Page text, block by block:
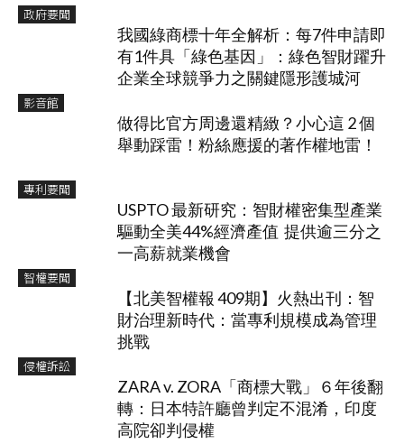
政府要聞
我國綠商標十年全解析：每7件申請即
有1件具「綠色基因」：綠色智財躍升
企業全球競爭力之關鍵隱形護城河
影音館
做得比官方周邊還精緻？小心這 2 個
舉動踩雷！粉絲應援的著作權地雷！
專利要聞
USPTO 最新研究：智財權密集型產業
驅動全美44%經濟產值 提供逾三分之
一高薪就業機會
智權要聞
【北美智權報 409期】火熱出刊：智
財治理新時代：當專利規模成為管理
挑戰
侵權訴訟
ZARA v. ZORA「商標大戰」６年後翻
轉：日本特許廳曾判定不混淆，印度
高院卻判侵權